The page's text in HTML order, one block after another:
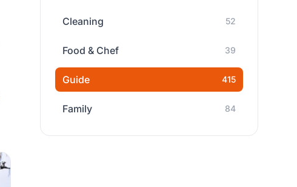
Cleaning 52
Food & Chef 39
Guide 415
Family 84